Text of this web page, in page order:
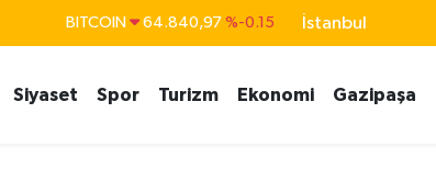
BITCOIN 64.840,97 %-0.15
EURO 55,2510 %0.32
İstanbul
Siyaset Spor Turizm Ekonomi Gazipaşa